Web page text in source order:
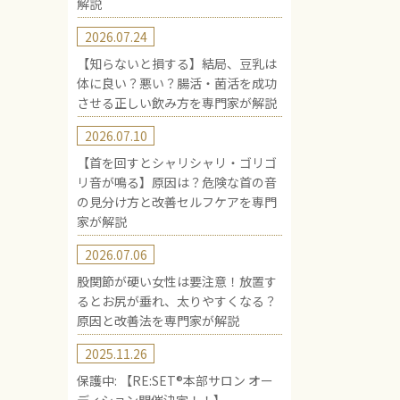
解説
【知らないと損する】結局、豆乳は
体に良い？悪い？腸活・菌活を成功
させる正しい飲み方を専門家が解説
2026.07.24
【首を回すとシャリシャリ・ゴリゴ
リ音が鳴る】原因は？危険な首の音
の見分け方と改善セルフケアを専門
家が解説
2026.07.10
股関節が硬い女性は要注意！放置す
るとお尻が垂れ、太りやすくなる？
原因と改善法を専門家が解説
2026.07.06
保護中: 【RE:SET®︎本部サロン オー
2025.11.26